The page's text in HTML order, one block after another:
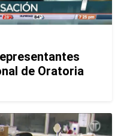
de Oratoria